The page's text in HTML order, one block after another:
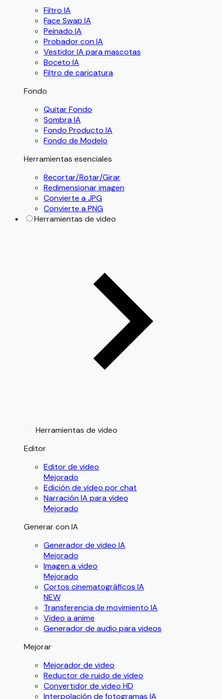
Filtro IA
Face Swap IA
Peinado IA
Probador con IA
Vestidor IA para mascotas
Boceto IA
Filtro de caricatura
Fondo
Quitar Fondo
Sombra IA
Fondo Producto IA
Fondo de Modelo
Herramientas esenciales
Recortar/Rotar/Girar
Redimensionar imagen
Convierte a JPG
Convierte a PNG
Herramientas de video
Herramientas de video
Editor
Editor de video
Mejorado
Edición de video por chat
Narración IA para video
Mejorado
Generar con IA
Generador de video IA
Mejorado
Imagen a video
Mejorado
Cortos cinematográficos IA
NEW
Transferencia de movimiento IA
Video a anime
Generador de audio para videos
Mejorar
Mejorador de video
Reductor de ruido de video
Convertidor de video HD
Interpolación de fotogramas IA